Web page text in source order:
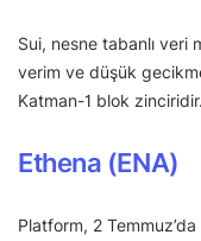
Sui, nesne tabanlı veri
verim ve düşük
Katman-1 blok zinciridir.
Ethena (ENA)
Platform, 2